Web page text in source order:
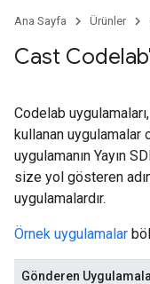
Ana Sayfa Ürünler
Cast
Codelab
kullanan uygulamalar
uygulamanın Yayın
size yol gösteren
uygulamalardır.
Örnek uygulamalar
Gönderen